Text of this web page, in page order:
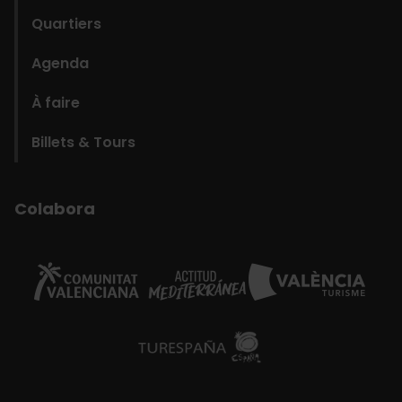
Quartiers
Agenda
À faire
Billets & Tours
Colabora